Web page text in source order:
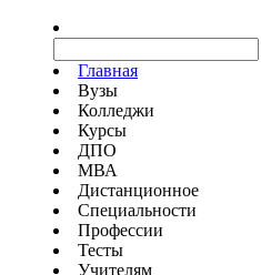
Главная
Вузы
Колледжи
Курсы
ДПО
МВА
Дистанционное
Специальности
Профессии
Тесты
Учителям